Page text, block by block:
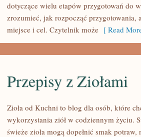
dotyczące wielu etapów przygotowań do
zrozumieć, jak rozpocząć przygotowania,
miejsce i cel. Czytelnik może [ Read
Przepisy z Ziołami
Zioła od Kuchni to blog dla osób, które
wykorzystania ziół w codziennym życiu.
świeże zioła mogą dopełnić smak